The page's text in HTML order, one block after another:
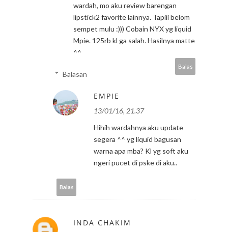
wardah, mo aku review barengan
lipstick2 favorite lainnya. Tapiii belom
sempet mulu :))) Cobain NYX yg liquid
Mpie. 125rb kl ga salah. Hasilnya matte
^^
Balas
Balasan
EMPIE
13/01/16, 21.37
Hihih wardahnya aku update
segera ^^ yg liquid bagusan
warna apa mba? Kl yg soft aku
ngeri pucet di pske di aku..
Balas
INDA CHAKIM